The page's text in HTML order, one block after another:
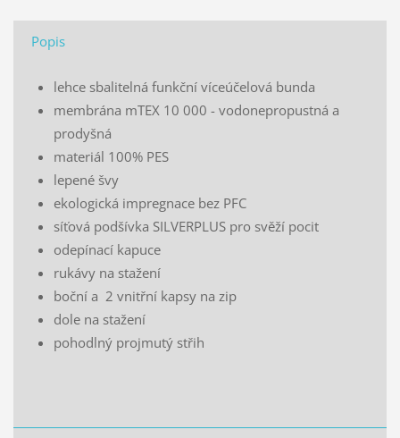
Popis
lehce sbalitelná funkční víceúčelová bunda
membrána mTEX 10 000 - vodonepropustná a
prodyšná
materiál 100% PES
lepené švy
ekologická impregnace bez PFC
síťová podšívka SILVERPLUS pro svěží pocit
odepínací kapuce
rukávy na stažení
boční a 2 vnitřní kapsy na zip
dole na stažení
pohodlný projmutý střih